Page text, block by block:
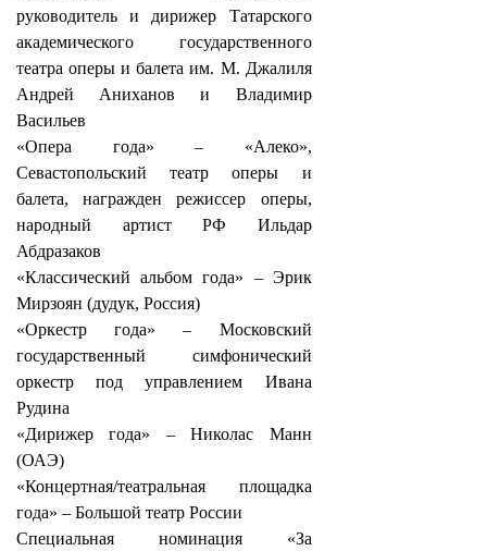
руководитель и дирижер Татарского
академического государственного
театра оперы и балета им. М. Джалиля
Андрей Аниханов и Владимир
Васильев
«Опера года» – «Алеко»,
Севастопольский театр оперы и
балета, награжден режиссер оперы,
народный артист РФ Ильдар
Абдразаков
«Классический альбом года» – Эрик
Мирзоян (дудук, Россия)
«Оркестр года» – Московский
государственный симфонический
оркестр под управлением Ивана
Рудина
«Дирижер года» – Николас Манн
(ОАЭ)
«Концертная/театральная площадка
года» – Большой театр России
Специальная номинация «За